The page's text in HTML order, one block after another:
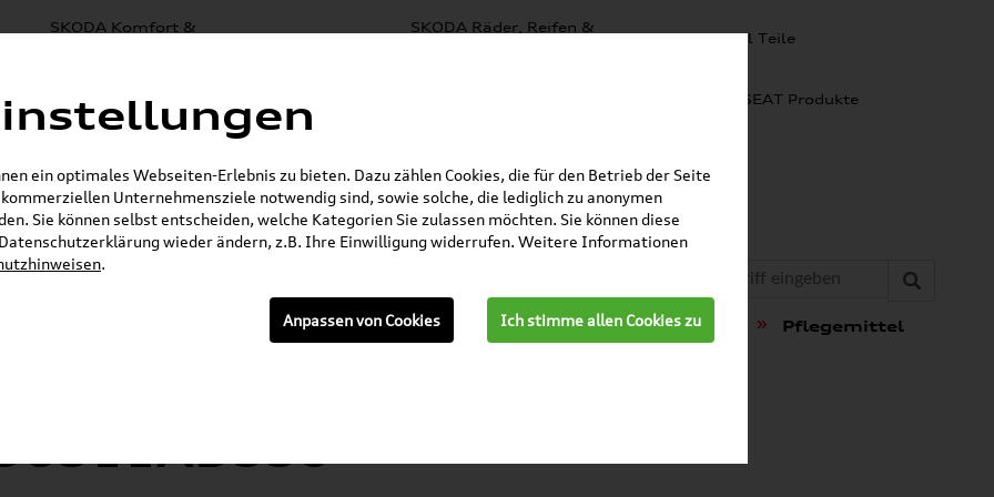
SKODA Komfort &
SKODA Zubehör
SKODA Räder, Reifen &
SKODA Original Teile
% Sale Mystery Boxen SEAT Produkte
E-Mail
Pflege, Flüssigkeiten, Lackstifte u. Spraydosen » Pflegemittel
nachfüllbar 000096311AD530
2-in1, Dunkelblau,
ein optimales Webseiten-Erlebnis zu bieten. Dazu zählen Cookies, die für den Betrieb der Seite
Unternehmensziele notwendig sind, sowie solche, die lediglich zu anonymen
Sie können selbst entscheiden, welche Kategorien Sie zulassen möchten. Sie können diese
wieder ändern, z.B. Ihre Einwilligung widerrufen. Weitere Informationen
.
Ich stimme allen Cookies zu
Anpassen von Cookies